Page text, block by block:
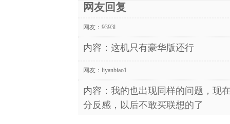
网友回复
网友： 9393l
内容：这机只有豪华版还行
网友： liyanbiao1
内容：我的也出现同样的问题，现
分反感，以后不敢买联想的了